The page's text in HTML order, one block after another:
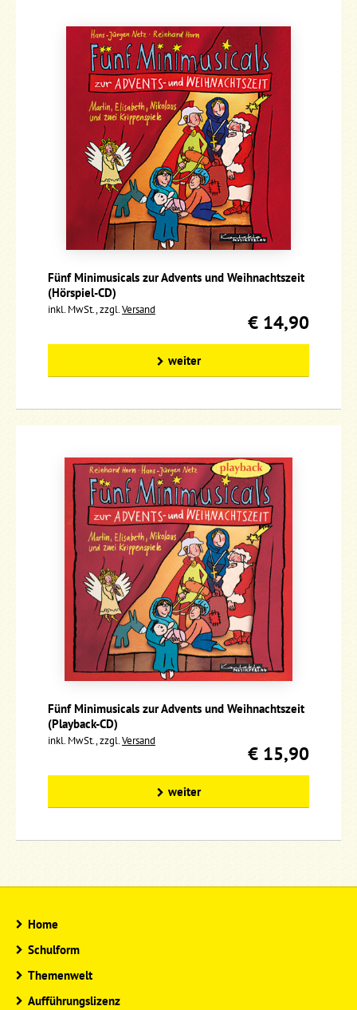
Fünf Minimusicals zur Advents und Weihnachtszeit
(Hörspiel-CD)
inkl. MwSt., zzgl.Versand
€ 14,90
weiter
Fünf Minimusicals zur Advents und Weihnachtszeit
(Playback-CD)
inkl. MwSt., zzgl.Versand
€ 15,90
weiter
Home
Schulform
Themenwelt
Aufführungslizenz